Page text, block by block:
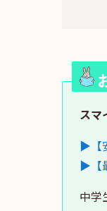
スマ
▶【
▶【
中学